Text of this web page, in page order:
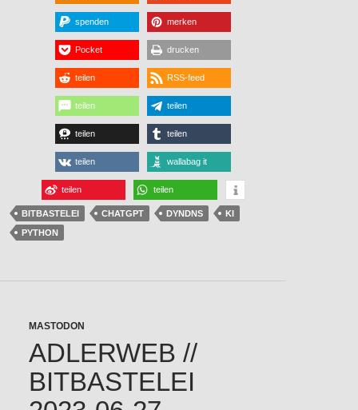
spenden merken
Pocket drucken
teilen RSS-feed
teilen teilen
teilen teilen
teilen wallabag it
teilen teilen
BITBASTELEI CHATGPT DYNDNS
KI
PYTHON
MASTODON
ADLERWEB //
BITBASTELEI